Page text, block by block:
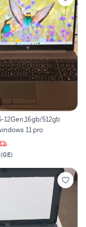
12Gen,16gb/512gb
11 pro
(GE)